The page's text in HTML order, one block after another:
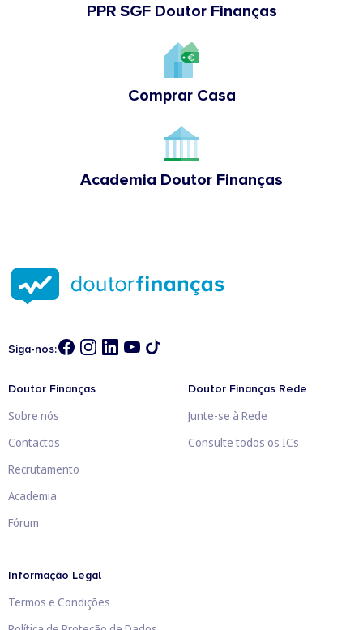
PPR SGF Doutor Finanças
Comprar Casa
Academia Doutor Finanças
Siga-nos:
Doutor Finanças
Sobre nós
Contactos
Recrutamento
Academia
Fórum
Doutor Finanças Rede
Junte-se à Rede
Consulte todos os ICs
Informação Legal
Termos e Condições